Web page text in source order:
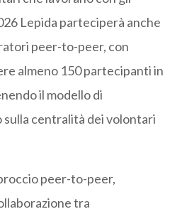
Lepida parteciperà anche
peer-to-peer, con
almeno 150 partecipanti in
il modello di
centralità dei volontari
peer-to-peer,
tra